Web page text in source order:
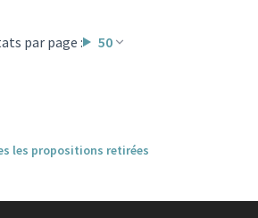
par page : 50
les propositions retirées